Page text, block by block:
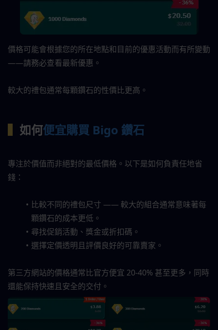
價格可能會根據您的所在地點和目前的優惠活動而有所變動
——請務必查看最新優惠。
較大的禮包通常每顆鑽石的性價比更高。
如何便宜購買 Bigo 鑽石
專注於價值而非絕對的最低價格。以下是如何負責任地省
錢：
比較不同的禮包尺寸 —— 較大的組合通常意味著每
顆鑽石的成本更低。
尋找促銷活動、獎金或折扣碼。
選擇定價透明且評價良好的可靠賣家。
第三方網站的價格通常比官方便宜 20-40% 甚至更多，同時
還能保持快速且安全的交付。